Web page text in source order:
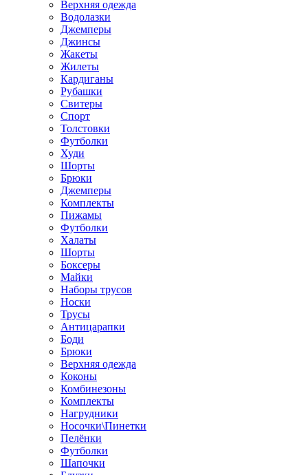
Верхняя одежда
Водолазки
Джемперы
Джинсы
Жакеты
Жилеты
Кардиганы
Рубашки
Свитеры
Спорт
Толстовки
Футболки
Худи
Шорты
Брюки
Джемперы
Комплекты
Пижамы
Футболки
Халаты
Шорты
Боксеры
Майки
Наборы трусов
Носки
Трусы
Антицарапки
Боди
Брюки
Верхняя одежда
Коконы
Комбинезоны
Комплекты
Нагрудники
Носочки\Пинетки
Пелёнки
Футболки
Шапочки